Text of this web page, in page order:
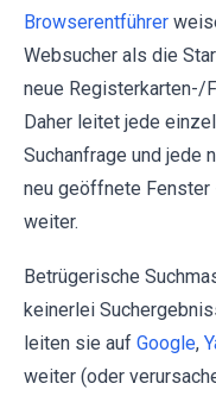
Browserentführer
Websucher als die
neue Registerkarten-/
Daher leitet jede
Suchanfrage und jede
neu geöffnete
weiter.
Betrügerische
keinerlei
leiten sie auf Google,
weiter (oder